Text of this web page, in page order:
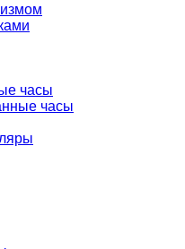
часы
часы